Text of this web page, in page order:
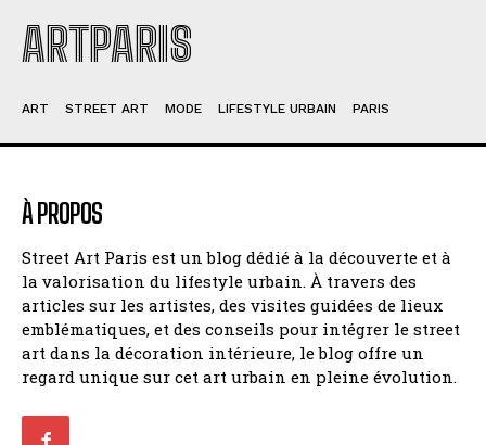
ARTPARIS
ART STREET ART MODE LIFESTYLE URBAIN PARIS
À PROPOS
Street Art Paris est un blog dédié à la découverte et à
la valorisation du lifestyle urbain. À travers des
articles sur les artistes, des visites guidées de lieux
emblématiques, et des conseils pour intégrer le street
art dans la décoration intérieure, le blog offre un
regard unique sur cet art urbain en pleine évolution.